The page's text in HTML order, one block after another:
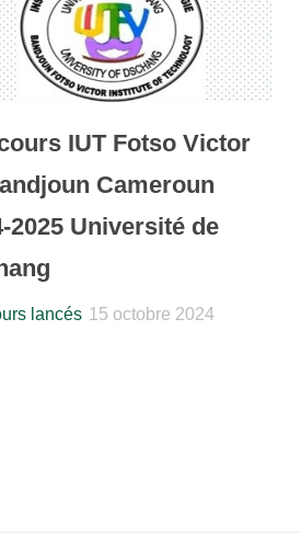
IUT Fotso Victor
Cameroun
2025 Université de
lancés 15 octobre 2024